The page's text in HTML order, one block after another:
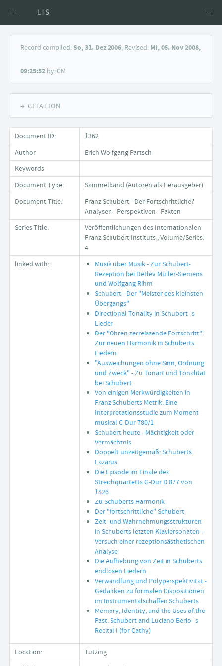
Access via Author
Keyword Search
Record compiled:So, 31. Dez 2006, Revised: Mi, 05. Nov 2008,
09:25:52 by: CM
→ CITATION
Document ID:
1362
Author
Erich Wolfgang Partsch
Keywords
Document Type:
Sammelband (Autoren als Herausgeber)
Document Title:
Franz Schubert - Der Fortschrittliche?
Analysen - Perspektiven - Fakten
Series Title:
Veröffentlichungen des Internationalen
Franz Schubert Instituts , Volume/Series:
4
linked with:
Musik über Musik - Zur Schubert-
Rezeption bei Detlev Müller-Siemens
und Wolfgang Rihm
Schubert - Der "Meister des kleinsten
Übergangs"
Directional Tonality in Schubert´s
Lieder
Der "Ohren zerreissende Fortschritt":
Zur neuen Harmonik in Schuberts
Liedern
"Ausweichungen ohne Sinn, Ordnung
und Zweck" - Zu Tonart und Tonalität
bei Schubert
Von einigen Merkwürdigkeiten in
Franz Schuberts Metrik. Eine
Interpretationsstudie zum Moment
musical C-Dur 780/1
Schubert heute - Mächtigkeit oder
Vermächtnis
Doppelt unzeitgemäß: Schuberts
Lazarus
Die Episode im Finale des
Streichquartetts G-Dur D 877 von
1826
Zu Schuberts Harmonik
Der "fortschrittliche" Schubert
Zeit- und Wahrnehmungsstrukturen
in Schuberts letzten Klaviersonaten -
Versuch einer rezeptionsästhetischen
Analyse
Die Aufhebung von Zeit in Schuberts
endlosen Liedern
Verwandlung und Polyperspektivität -
Gedanken zu formalen Dispositionen
im Instrumentalschaffen Schuberts
Memory, Identity, and the Uses of the
Past: Schubert and Luciano Berio´s
Recital I (for Cathy)
Location:
Tutzing